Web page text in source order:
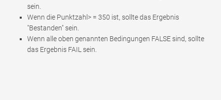
sein.
Wenn die Punktzahl> = 350 ist, sollte das Ergebnis
"Bestanden" sein.
Wenn alle oben genannten Bedingungen FALSE sind, sollte
das Ergebnis FAIL sein.